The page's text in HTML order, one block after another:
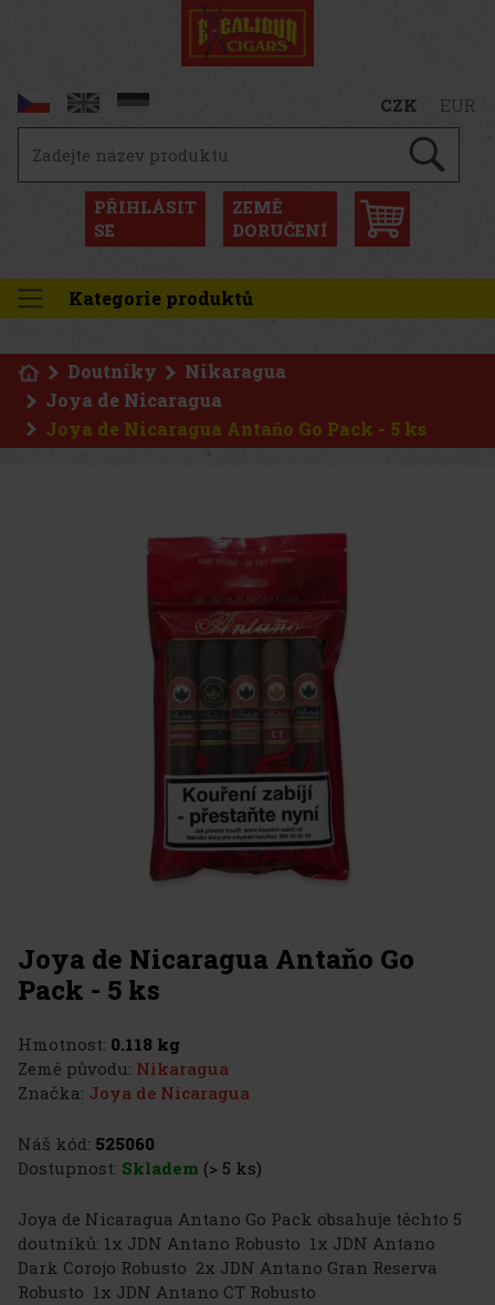
CZK EUR
PŘIHLÁSIT
SE
ZEMĚ
DORUČENÍ
Kategorie produktů
Doutníky
Nikaragua
Joya de Nicaragua
Joya de Nicaragua Antaňo Go Pack - 5 ks
Joya de Nicaragua Antaňo Go
Pack - 5 ks
Hmotnost: 0.118 kg
Země původu: Nikaragua
Značka: Joya de Nicaragua
Náš kód: 525060
Dostupnost: Skladem (> 5 ks)
Joya de Nicaragua Antano Go Pack obsahuje těchto 5
doutníků: 1x JDN Antano Robusto 1x JDN Antano
Dark Corojo Robusto 2x JDN Antano Gran Reserva
Robusto 1x JDN Antano CT Robusto